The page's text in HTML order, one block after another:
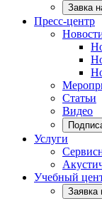
Завка
Пресс-центр
Статьи
Видео
Услуги
Учебный
Заявка